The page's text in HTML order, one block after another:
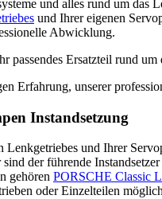
und alles rund um das
und Ihrer eigenen
Abwicklung.
passendes Ersatzteil rund
Erfahrung, unserer
Instandsetzung
Lenkgetriebes und Ihrer
der führende
gehören PORSCHE Classic
oder Einzelteilen